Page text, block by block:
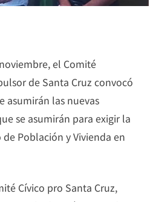
el Comité
de Santa Cruz convocó
asumirán las nuevas
se asumirán para exigir la
Población y Vivienda en
Cívico pro Santa Cruz,